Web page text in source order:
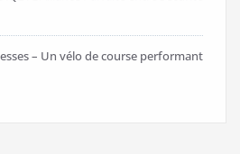
– Un vélo de course performant